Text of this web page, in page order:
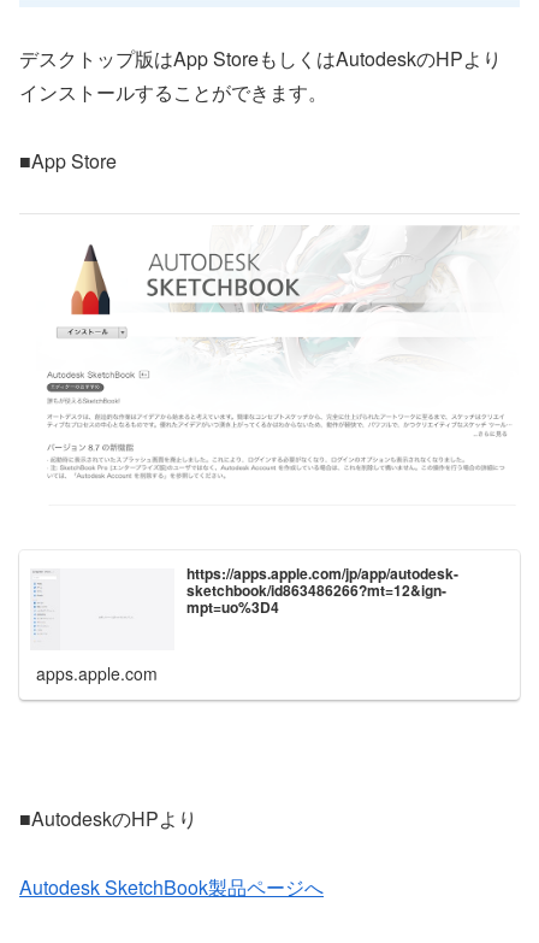
デスクトップ版はApp StoreもしくはAutodeskのHPより
インストールすることができます。
■App Store
https://apps.apple.com/jp/app/autodesk-
sketchbook/id863486266?mt=12&ign-
mpt=uo%3D4
apps.apple.com
■AutodeskのHPより
Autodesk SketchBook製品ページへ